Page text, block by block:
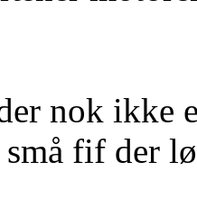
nok ikke
fif der